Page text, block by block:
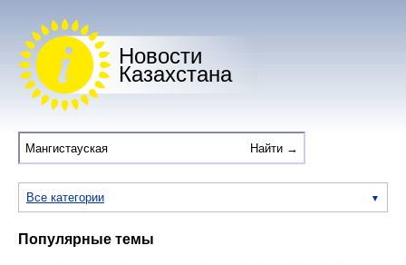
Новости
Казахстана
Все категории
Популярные темы